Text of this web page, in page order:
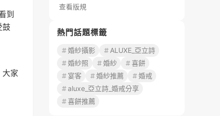
到
鼓
大家
查看版規
熱門話題標籤
婚紗攝影
ALUXE_亞立詩
婚紗照
婚紗
喜餅
宴客
婚紗推薦
婚戒
aluxe_亞立詩_婚戒分享
喜餅推薦